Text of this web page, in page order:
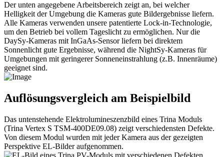
Der unten angegebene Arbeitsbereich zeigt an, bei welcher
Helligkeit der Umgebung die Kameras gute Bildergebnisse liefern.
Alle Kameras verwenden unsere patentierte Lock-in-Technologie,
um den Betrieb bei vollem Tageslicht zu ermöglichen. Nur die
DaySy-Kameras mit InGaAs-Sensor liefern bei direktem
Sonnenlicht gute Ergebnisse, während die NightSy-Kameras für
Umgebungen mit geringerer Sonneneinstrahlung (z.B. Innenräume)
geeignet sind.
Auflösungsvergleich am Beispielbild
Das untenstehende Elektrolumineszenzbild eines Trina Moduls
(Trina Vertex S TSM-400DE09.08) zeigt verschiedensten Defekte.
Von diesem Modul wurden mit jeder Kamera aus der gezeigten
Perspektive EL-Bilder aufgenommen.